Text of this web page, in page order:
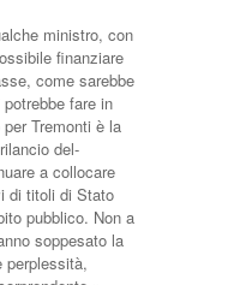
ministro, con
finan­ziare
come sarebbe
fare in
Tre­monti è la
del­
a collocare
di ti­toli di Stato
pubbli­co. Non a
soppe­sato la
perples­sità,